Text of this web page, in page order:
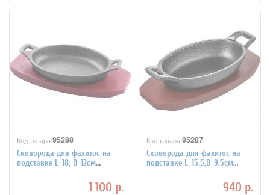
Код товара:95288
Сковорода для фахитос на
подставке L=18, B=12см
1 100 р.
Код товара:95287
Сковорода для фахитос на
подставке L=15.5,B=9.5см
940 р.